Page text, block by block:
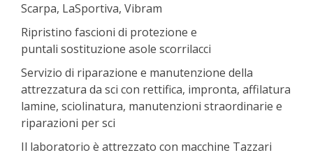
Scarpa, LaSportiva, Vibram
Ripristino fascioni di protezione e
puntali sostituzione asole scorrilacci
Servizio di riparazione e manutenzione della
attrezzatura da sci con rettifica, impronta, affilatura
lamine, sciolinatura, manutenzioni straordinarie e
riparazioni per sci
Il laboratorio è attrezzato con macchine Tazzari